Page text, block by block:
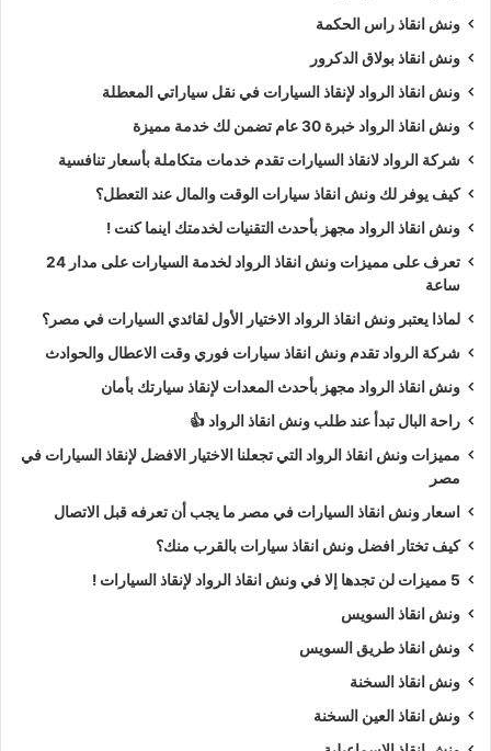
ونش انقاذ راس الحكمة
ونش انقاذ بولاق الدكرور
ونش انقاذ الرواد لإنقاذ السيارات في نقل سياراتي المعطلة
ونش انقاذ الرواد خبرة 30 عام تضمن لك خدمة مميزة
شركة الرواد لانقاذ السيارات تقدم خدمات متكاملة بأسعار تنافسية
كيف يوفر لك ونش انقاذ سيارات الوقت والمال عند التعطل؟
ونش انقاذ الرواد مجهز بأحدث التقنيات لخدمتك اينما كنت !
تعرف على مميزات ونش انقاذ الرواد لخدمة السيارات على مدار 24
ساعة
لماذا يعتبر ونش انقاذ الرواد الاختيار الأول لقائدي السيارات في مصر؟
شركة الرواد تقدم ونش انقاذ سيارات فوري وقت الاعطال والحوادث
ونش انقاذ الرواد مجهز بأحدث المعدات لإنقاذ سيارتك بأمان
راحة البال تبدأ عند طلب ونش انقاذ الرواد 👍
مميزات ونش انقاذ الرواد التي تجعلنا الاختيار الافضل لإنقاذ السيارات في
مصر
اسعار ونش انقاذ السيارات في مصر ما يجب أن تعرفه قبل الاتصال
كيف تختار افضل ونش انقاذ سيارات بالقرب منك؟
5 مميزات لن تجدها إلا في ونش انقاذ الرواد لإنقاذ السيارات !
ونش انقاذ السويس
ونش انقاذ طريق السويس
ونش انقاذ السخنة
ونش انقاذ العين السخنة